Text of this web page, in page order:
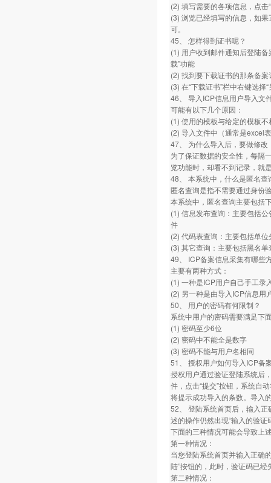
(2) 填写需要的各项信息，点击
(3) 浏览已经填写的信息，如果
可。
45、 怎样得到证书呢？
(1) 用户收到邮件通知后登陆
载”功能
(2) 找到要下载证书的那条备案
(3) 在“下载证书”栏中右键选
46、 导入ICP信息用户导入文
可能有以下几个原因：
(1) 使用的模板与给定的模板不
(2) 导入文件中（通常是excel
47、 为什么导入后，要做修改
为了保证数据的安全性，每隔
览功能时，却看不到记录，就
48、 本系统中，什么是匿名
匿名查询是指不需要通过身份
本系统中，匿名查询主要包括
(1) 信息发布查询：主要包括
件
(2) 代码表查询：主要包括单
(3) 其它查询：主要包括黑名
49、 ICP备案信息采集有哪些
主要有两种方式：
(1) 一种是ICP用户自己手工录
(2) 另一种是由导入ICP信息用
50、 用户的密码有何限制？
系统中用户的密码需要满足下
(1) 密码至少6位
(2) 密码中不能全是数字
(3) 密码不能与用户名相同
51、 授权用户如何导入ICP备
授权用户通过验证登陆系统后
件，点击“提交”按钮，系统自
将提示成功导入的条数。导入
52、 登陆系统首页后，输入正
述的操作仍然出现“输入的验
下面的三种情况可能会导致上
第一种情况：
当您登陆系统首页并输入正确
陆”按钮的，此时，验证码已
第二种情况：